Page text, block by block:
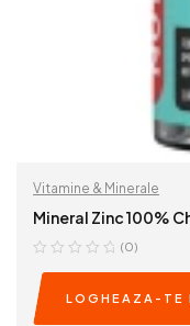
Vitamine & Minerale
Mineral Zinc 100%
(0)
LOGHEAZA-TE